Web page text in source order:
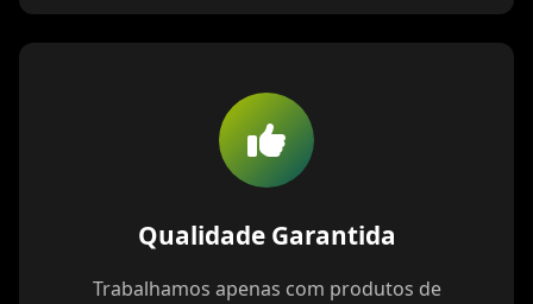
Qualidade Garantida
Trabalhamos apenas com produtos de